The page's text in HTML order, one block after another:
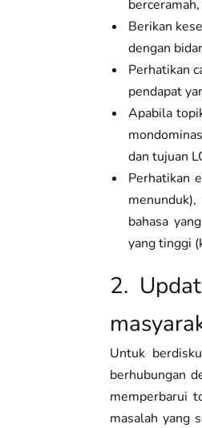
Berikan
dengan
Perhatikan
pendapat
Apabila
dan tujuan
Perhatikan
bahasa
yang tinggi
2.
Untuk
berhubungan
memperbarui
masalah yang